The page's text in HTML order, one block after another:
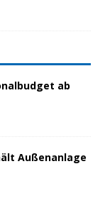
ab
Außenanlage